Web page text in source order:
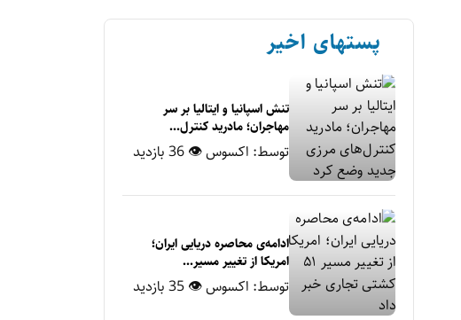
پستهای اخیر
تنش اسپانیا و ایتالیا بر سر
مهاجران؛ مادرید کنترل‌...
توسط: اکسوس👁 36 بازدید
ادامه‌ی محاصره دریایی ایران؛
امریکا از تغییر مسیر...
توسط: اکسوس👁 35 بازدید